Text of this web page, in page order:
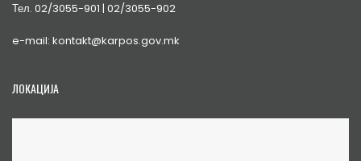
Тел. 02/3055-901 | 02/3055-902
e-mail: kontakt@karpos.gov.mk
ЛОКАЦИЈА